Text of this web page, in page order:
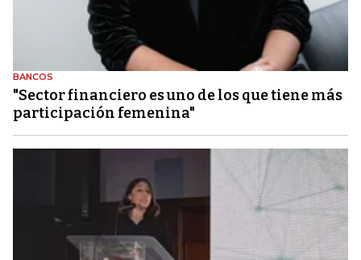
BANCOS
"Sector financiero es uno de los que tiene más
participación femenina"